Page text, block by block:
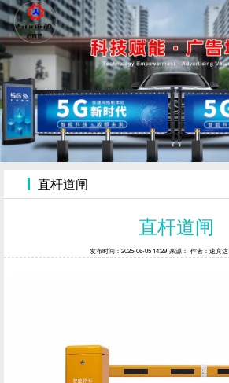
首页
关于我们
视频中心
直杆道闸
直杆道闸
发布时间：2025-06-05 14:29 来源： 作者：速宾达